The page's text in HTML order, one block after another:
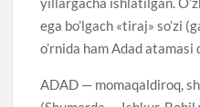
ega bo’lgach «tiraj» so’zi
o’rnida ham Adad atamasi
ADAD — momaqaldiroq,